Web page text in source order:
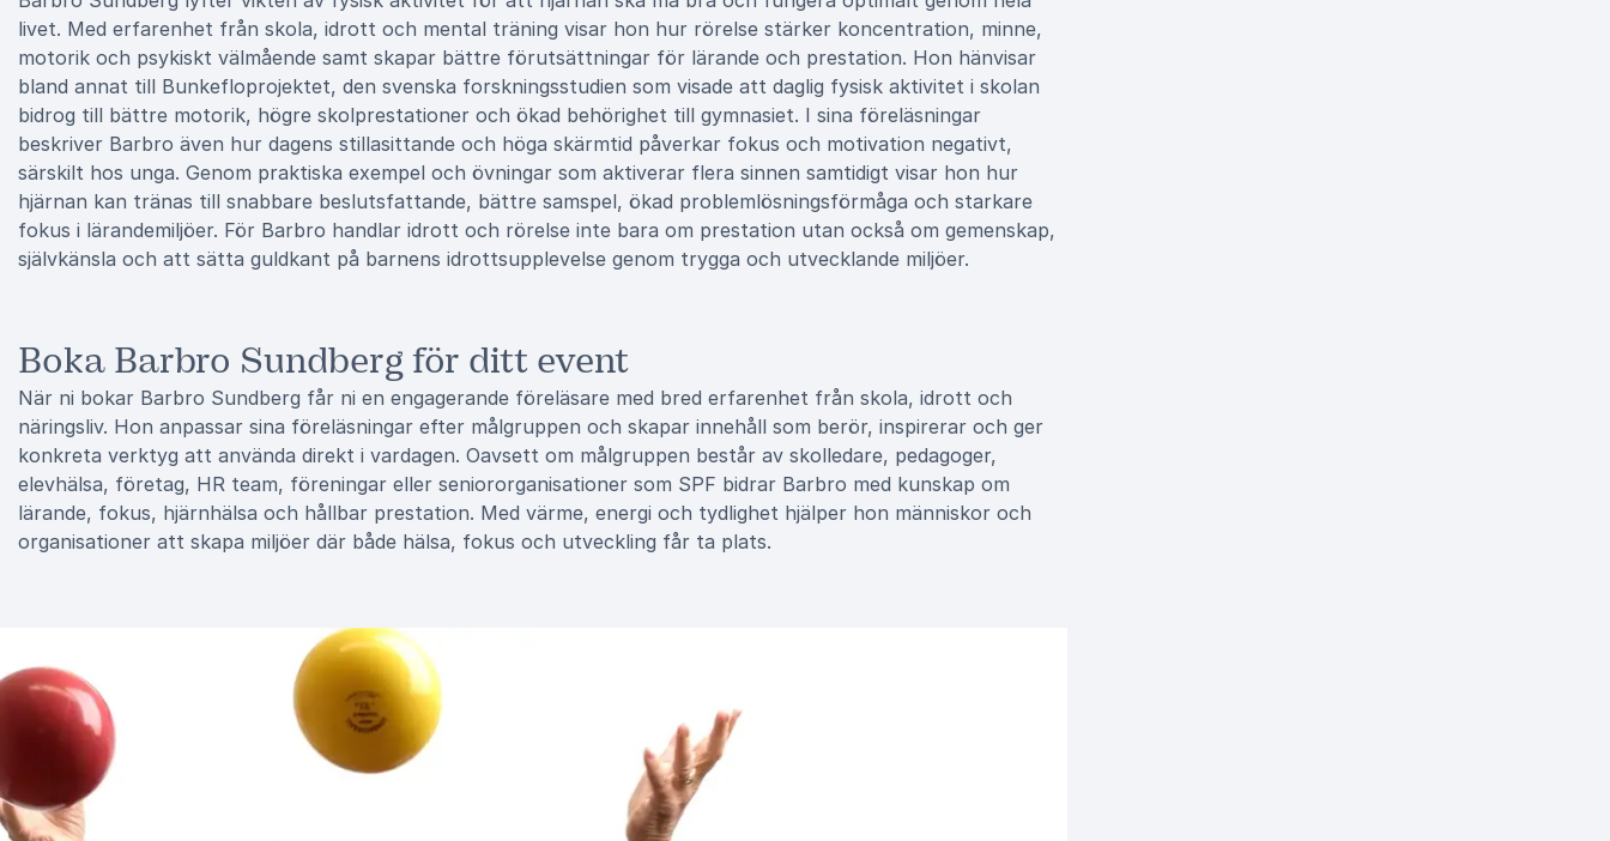
livet. Med erfarenhet från skola, idrott och mental träning visar hon hur rörelse stärker koncentration, minne,
motorik och psykiskt välmående samt skapar bättre förutsättningar för lärande och prestation. Hon hänvisar
bland annat till Bunkefloprojektet, den svenska forskningsstudien som visade att daglig fysisk aktivitet i skolan
bidrog till bättre motorik, högre skolprestationer och ökad behörighet till gymnasiet. I sina föreläsningar
beskriver Barbro även hur dagens stillasittande och höga skärmtid påverkar fokus och motivation negativt,
särskilt hos unga. Genom praktiska exempel och övningar som aktiverar flera sinnen samtidigt visar hon hur
hjärnan kan tränas till snabbare beslutsfattande, bättre samspel, ökad problemlösningsförmåga och starkare
fokus i lärandemiljöer. För Barbro handlar idrott och rörelse inte bara om prestation utan också om gemenskap,
självkänsla och att sätta guldkant på barnens idrottsupplevelse genom trygga och utvecklande miljöer.
Boka Barbro Sundberg för ditt event
När ni bokar Barbro Sundberg får ni en engagerande föreläsare med bred erfarenhet från skola, idrott och
näringsliv. Hon anpassar sina föreläsningar efter målgruppen och skapar innehåll som berör, inspirerar och ger
konkreta verktyg att använda direkt i vardagen. Oavsett om målgruppen består av skolledare, pedagoger,
elevhälsa, företag, HR team, föreningar eller seniororganisationer som SPF bidrar Barbro med kunskap om
lärande, fokus, hjärnhälsa och hållbar prestation. Med värme, energi och tydlighet hjälper hon människor och
organisationer att skapa miljöer där både hälsa, fokus och utveckling får ta plats.